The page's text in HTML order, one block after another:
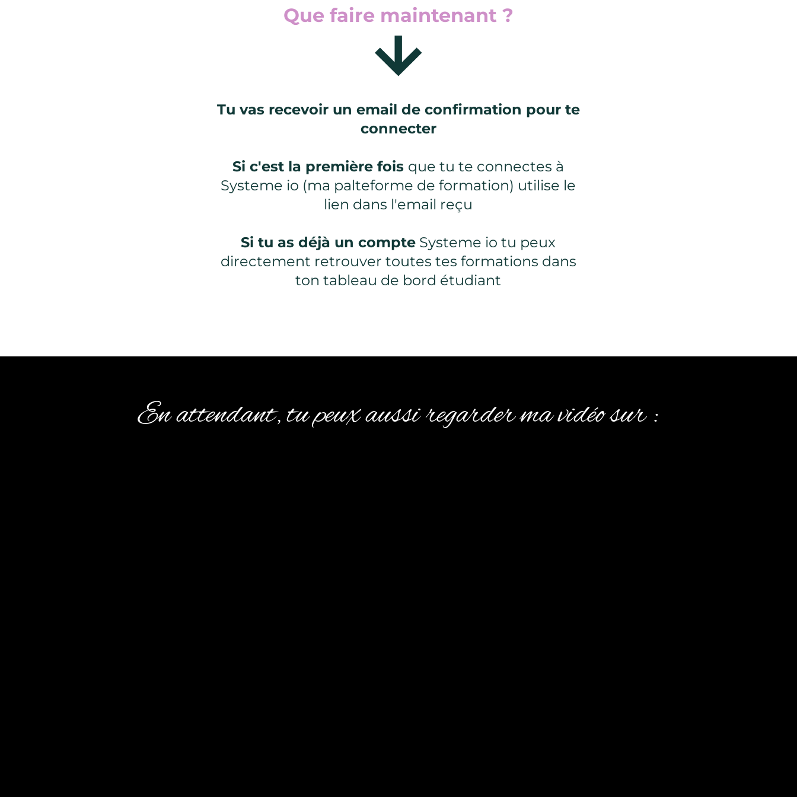
Que faire maintenant ?
Tu vas recevoir un email de confirmation pour te
connecter
Si c'est la première fois que tu te connectes à
Systeme io (ma palteforme de formation) utilise le
lien dans l'email reçu
Si tu as déjà un compte Systeme io tu peux
directement retrouver toutes tes formations dans
ton tableau de bord étudiant
En attendant, tu peux aussi regarder ma vidéo sur :